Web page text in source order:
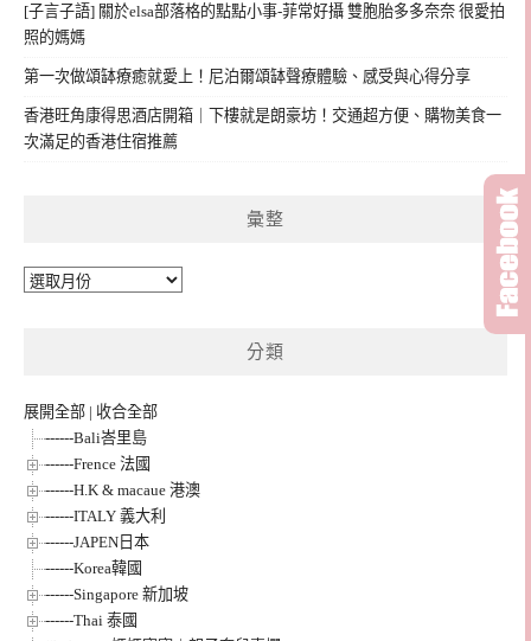
[子言子語] 關於elsa部落格的點點小事-菲常好攝 雙胞胎多多奈奈 很愛拍
照的媽媽
第一次做頌缽療癒就愛上！尼泊爾頌缽聲療體驗、感受與心得分享
香港旺角康得思酒店開箱｜下樓就是朗豪坊！交通超方便、購物美食一
次滿足的香港住宿推薦
彙整
彙
分類
展開全部 | 收合全部
------Bali峇里島
------Frence 法國
------H.K & macaue 港澳
------ITALY 義大利
------JAPEN日本
------Korea韓國
------Singapore 新加坡
------Thai 泰國